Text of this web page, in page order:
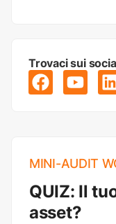
Trovaci sui
MINI-AUDIT
QUIZ: Il
asset?